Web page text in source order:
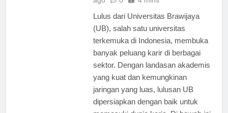
Lulus dari Universitas Brawijaya
(UB), salah satu universitas
terkemuka di Indonesia, membuka
banyak peluang karir di berbagai
sektor. Dengan landasan akademis
yang kuat dan kemungkinan
jaringan yang luas, lulusan UB
dipersiapkan dengan baik untuk